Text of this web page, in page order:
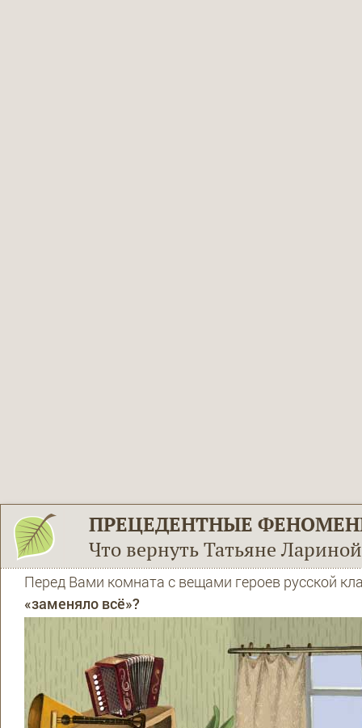
ПРЕЦЕДЕНТНЫЕ
Что вернуть Татьяне
Перед Вами комната с вещами героев русской
«заменяло всё»?